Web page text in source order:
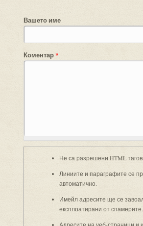
Вашето име
Коментар*
Не са разрешени HTML
Линиите и параграфите се
автоматично.
Имейл адресите ще се
експлоатирани от спамерите.